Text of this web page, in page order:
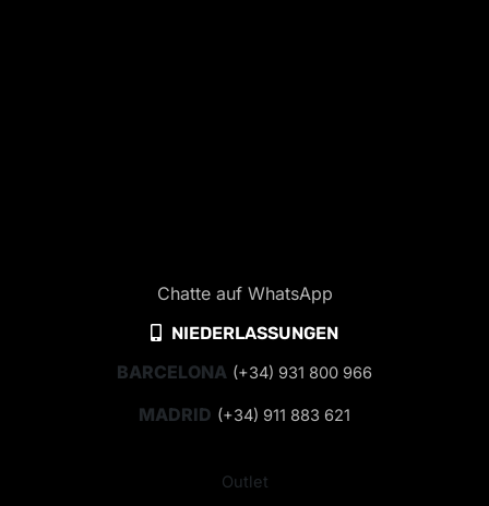
Chatte auf WhatsApp
NIEDERLASSUNGEN
BARCELONA (+34) 931 800 966
MADRID (+34) 911 883 621
Outlet